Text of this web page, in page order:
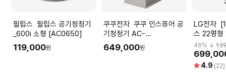
필립스 필립스 공기청정기
_600i 소형 [AC0650]
119,000원
쿠쿠전자 쿠쿠 인스퓨어 공
기청정기 AC-
28AHFF20FNW
649,000원
LG전자 [1등급] 360플러
스 22평형
㎡) 크리
46% ↓
별 4.9 (22)